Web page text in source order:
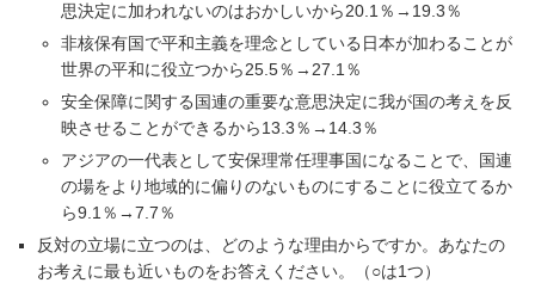
思決定に加われないのはおかしいから20.1％→19.3％
非核保有国で平和主義を理念としている日本が加わることが
世界の平和に役立つから25.5％→27.1％
安全保障に関する国連の重要な意思決定に我が国の考えを反
映させることができるから13.3％→14.3％
アジアの一代表として安保理常任理事国になることで、国連
の場をより地域的に偏りのないものにすることに役立てるか
ら9.1％→7.7％
反対の立場に立つのは、どのような理由からですか。あなたの
お考えに最も近いものをお答えください。（○は1つ）